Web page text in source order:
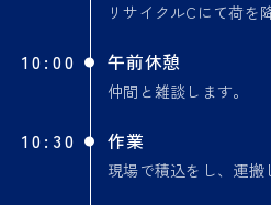
リサイクルCにて荷を
10:00 午前休憩
仲間と雑談します。
10:30 作業
現場で積込をし、運搬